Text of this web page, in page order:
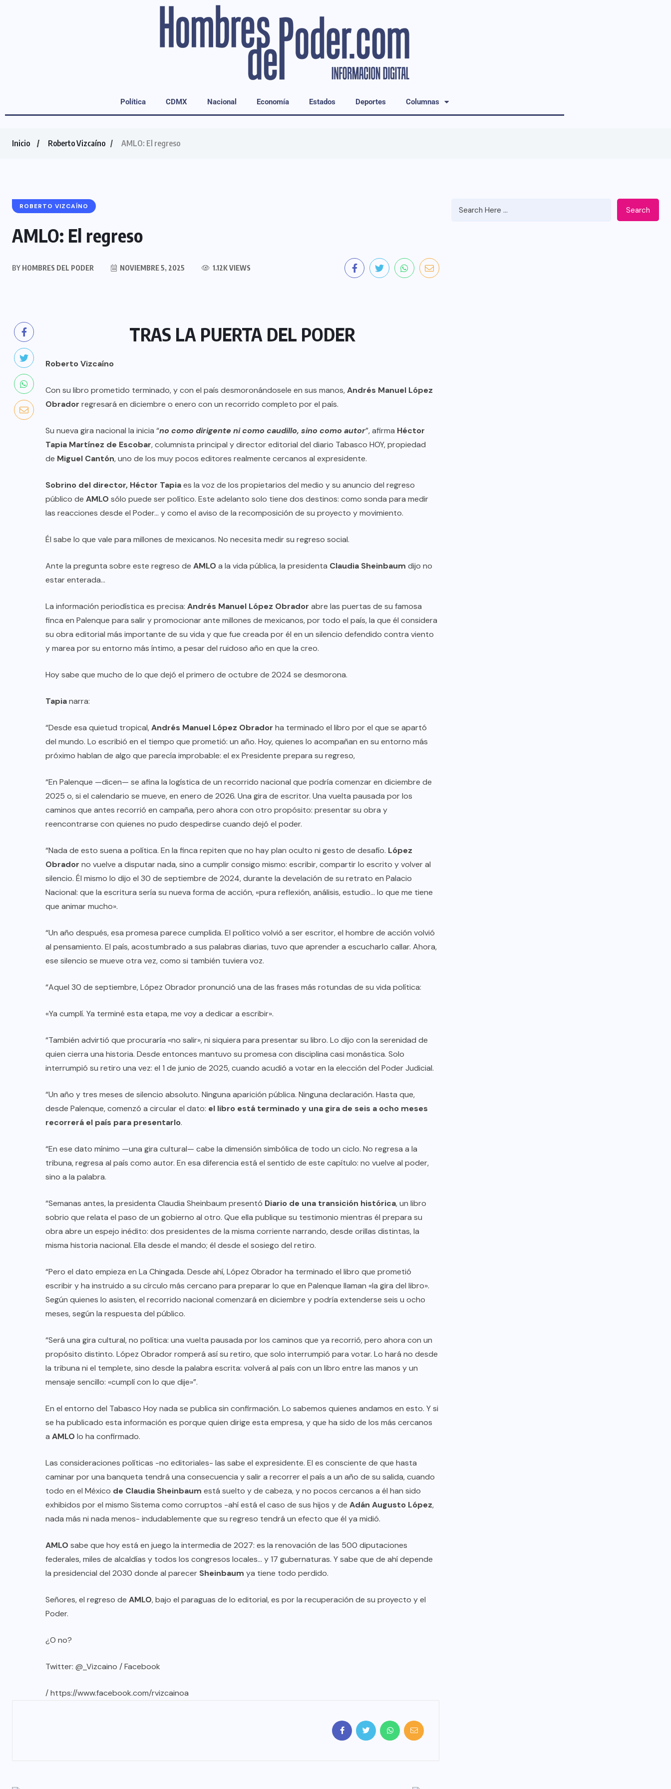
Política CDMX Nacional Economía Estados Deportes Columnas
Inicio Roberto Vizcaíno AMLO: El regreso
ROBERTO VIZCAÍNO
AMLO: El regreso
BY HOMBRES DEL PODER NOVIEMBRE 5, 2025 1.12K VIEWS
TRAS LA PUERTA DEL PODER
Roberto Vizcaíno
Con su libro prometido terminado, y con el país desmoronándosele en sus manos,Andrés Manuel López
Obrador regresará en diciembre o enero con un recorrido completo por el país.
Su nueva gira nacional la inicia “no como dirigente ni como caudillo, sino como autor”, afirma Héctor
Tapia Martínez de Escobar, columnista principal y director editorial del diario Tabasco HOY, propiedad
de Miguel Cantón, uno de los muy pocos editores realmente cercanos al expresidente.
Sobrino del director, Héctor Tapiaes la voz de los propietarios del medio y su anuncio del regreso
público de AMLO sólo puede ser político. Este adelanto solo tiene dos destinos: como sonda para medir
las reacciones desde el Poder… y como el aviso de la recomposición de su proyecto y movimiento.
Él sabe lo que vale para millones de mexicanos. No necesita medir su regreso social.
Ante la pregunta sobre este regreso de AMLO a la vida pública, la presidenta Claudia Sheinbaum dijo no
estar enterada…
La información periodística es precisa: Andrés Manuel López Obrador abre las puertas de su famosa
finca en Palenque para salir y promocionar ante millones de mexicanos, por todo el país, la que él considera
su obra editorial más importante de su vida y que fue creada por él en un silencio defendido contra viento
y marea por su entorno más íntimo, a pesar del ruidoso año en que la creo.
Hoy sabe que mucho de lo que dejó el primero de octubre de 2024 se desmorona.
Tapianarra:
“Desde esa quietud tropical,Andrés Manuel López Obrador ha terminado el libro por el que se apartó
del mundo. Lo escribió en el tiempo que prometió: un año. Hoy, quienes lo acompañan en su entorno más
próximo hablan de algo que parecía improbable: el ex Presidente prepara su regreso,
“En Palenque —dicen— se afina la logística de un recorrido nacional que podría comenzar en diciembre de
2025 o, si el calendario se mueve, en enero de 2026. Una gira de escritor. Una vuelta pausada por los
caminos que antes recorrió en campaña, pero ahora con otro propósito: presentar su obra y
reencontrarse con quienes no pudo despedirse cuando dejó el poder.
“Nada de esto suena a política. En la finca repiten que no hay plan oculto ni gesto de desafío. López
Obrador no vuelve a disputar nada, sino a cumplir consigo mismo: escribir, compartir lo escrito y volver al
silencio. Él mismo lo dijo el 30 de septiembre de 2024, durante la develación de su retrato en Palacio
Nacional: que la escritura sería su nueva forma de acción, «pura reflexión, análisis, estudio… lo que me tiene
que animar mucho».
“Un año después, esa promesa parece cumplida. El político volvió a ser escritor, el hombre de acción volvió
al pensamiento. El país, acostumbrado a sus palabras diarias, tuvo que aprender a escucharlo callar. Ahora,
ese silencio se mueve otra vez, como si también tuviera voz.
“Aquel 30 de septiembre, López Obrador pronunció una de las frases más rotundas de su vida política:
«Ya cumplí. Ya terminé esta etapa, me voy a dedicar a escribir».
“También advirtió que procuraría «no salir», ni siquiera para presentar su libro. Lo dijo con la serenidad de
quien cierra una historia. Desde entonces mantuvo su promesa con disciplina casi monástica. Solo
interrumpió su retiro una vez: el 1 de junio de 2025, cuando acudió a votar en la elección del Poder Judicial.
“Un año y tres meses de silencio absoluto. Ninguna aparición pública. Ninguna declaración. Hasta que,
desde Palenque, comenzó a circular el dato: el libro está terminado y una gira de seis a ocho meses
recorrerá el país para presentarlo.
“En ese dato mínimo —una gira cultural— cabe la dimensión simbólica de todo un ciclo. No regresa a la
tribuna, regresa al país como autor. En esa diferencia está el sentido de este capítulo: no vuelve al poder,
sino a la palabra.
“Semanas antes, la presidenta Claudia Sheinbaum presentó Diario de una transición histórica, un libro
sobrio que relata el paso de un gobierno al otro. Que ella publique su testimonio mientras él prepara su
obra abre un espejo inédito: dos presidentes de la misma corriente narrando, desde orillas distintas, la
misma historia nacional. Ella desde el mando; él desde el sosiego del retiro.
“Pero el dato empieza en La Chingada. Desde ahí, López Obrador ha terminado el libro que prometió
escribir y ha instruido a su círculo más cercano para preparar lo que en Palenque llaman «la gira del libro».
Según quienes lo asisten, el recorrido nacional comenzará en diciembre y podría extenderse seis u ocho
meses, según la respuesta del público.
“Será una gira cultural, no política: una vuelta pausada por los caminos que ya recorrió, pero ahora con un
propósito distinto. López Obrador romperá así su retiro, que solo interrumpió para votar. Lo hará no desde
la tribuna ni el templete, sino desde la palabra escrita: volverá al país con un libro entre las manos y un
mensaje sencillo: «cumplí con lo que dije»”.
En el entorno del Tabasco Hoy nada se publica sin confirmación. Lo sabemos quienes andamos en esto. Y si
se ha publicado esta información es porque quien dirige esta empresa, y que ha sido de los más cercanos
a AMLO lo ha confirmado.
Las consideraciones políticas -no editoriales- las sabe el expresidente. El es consciente de que hasta
caminar por una banqueta tendrá una consecuencia y salir a recorrer el país a un año de su salida, cuando
todo en el México de Claudia Sheinbaum está suelto y de cabeza, y no pocos cercanos a él han sido
exhibidos por el mismo Sistema como corruptos -ahí está el caso de sus hijos y de Adán Augusto López,
nada más ni nada menos- indudablemente que su regreso tendrá un efecto que él ya midió.
AMLO sabe que hoy está en juego la intermedia de 2027: es la renovación de las 500 diputaciones
federales, miles de alcaldías y todos los congresos locales… y 17 gubernaturas. Y sabe que de ahí depende
la presidencial del 2030 donde al parecer Sheinbaum ya tiene todo perdido.
Señores, el regreso de AMLO, bajo el paraguas de lo editorial, es por la recuperación de su proyecto y el
Poder.
¿O no?
Twitter: @_Vizcaino / Facebook
/https://www.facebook.com/rvizcainoa
Search